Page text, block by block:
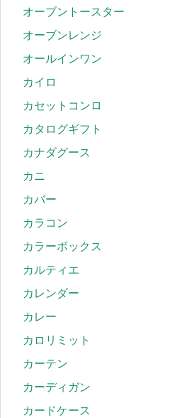
オーブントースター
オーブンレンジ
オールインワン
カイロ
カセットコンロ
カタログギフト
カナダグース
カニ
カバー
カラコン
カラーボックス
カルティエ
カレンダー
カレー
カロリミット
カーテン
カーディガン
カードケース